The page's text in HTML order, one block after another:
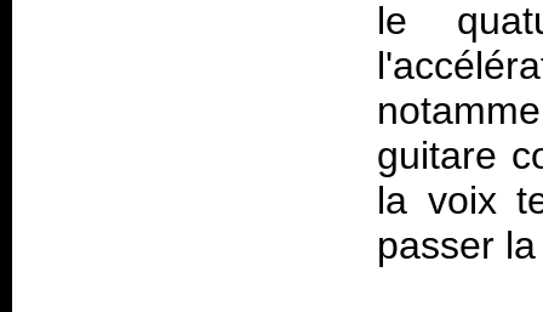
le
guitare
la voix
passer